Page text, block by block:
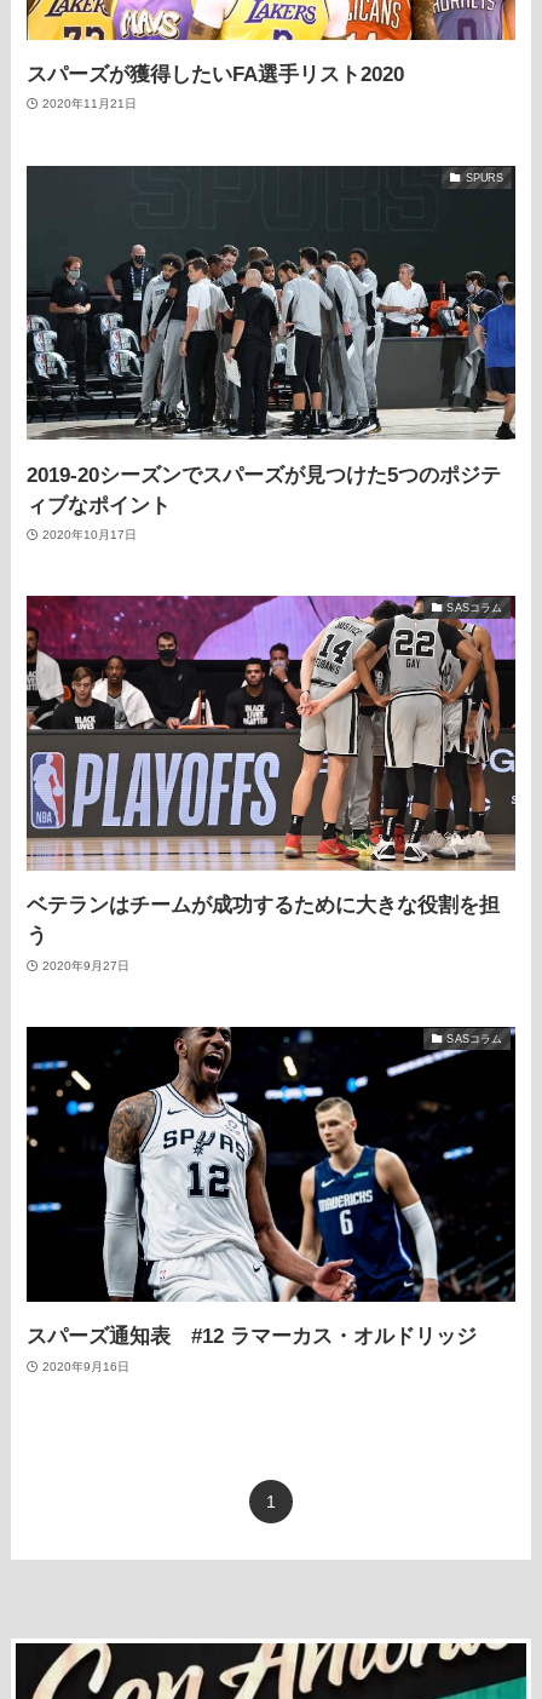
スパーズが獲得したいFA選手リスト2020
2020年11月21日
SPURS
2019-20シーズンでスパーズが見つけた5つのポジテ
ィブなポイント
2020年10月17日
SASコラム
ベテランはチームが成功するために大きな役割を担
う
2020年9月27日
SASコラム
スパーズ通知表 #12 ラマーカス・オルドリッジ
2020年9月16日
1